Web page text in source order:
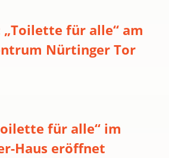
für alle“ am
Nürtinger Tor
für alle“ im
Haus eröffnet